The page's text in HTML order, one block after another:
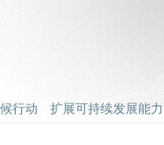
行动 扩展可持续发展能力